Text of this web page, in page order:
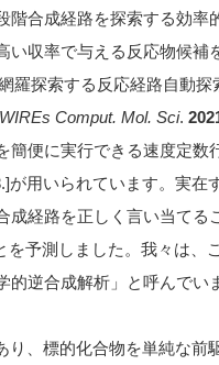
合成経路を探索する効率
収率で与える反応物候補
羅探索する反応経路自動探
WIREs Comput. Mol. Sci.
簡便に実行できる速度定数
が用いられています。実在
成経路を正しく言い当てる
予測しました。我々は、
逆合成解析」と呼んでい
、標的化合物を単純な前